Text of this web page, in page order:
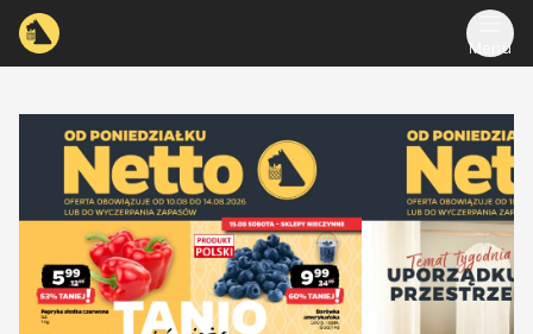
Menu
accessibilityTranslations.sliderTitle